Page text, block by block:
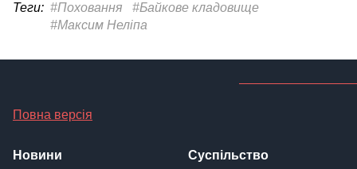
Теги: #Поховання
#Байкове кладовище
#Максим Неліпа
Повна версія
Новини Суспільство